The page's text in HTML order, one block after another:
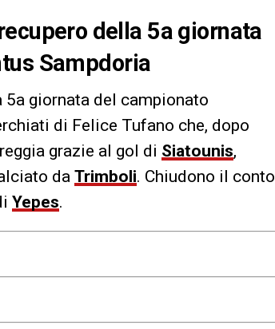
della 5a giornata
Sampdoria
5a giornata del campionato
di Felice Tufano che, dopo
grazie al gol di Siatounis,
da Trimboli. Chiudono il conto
Yepes.